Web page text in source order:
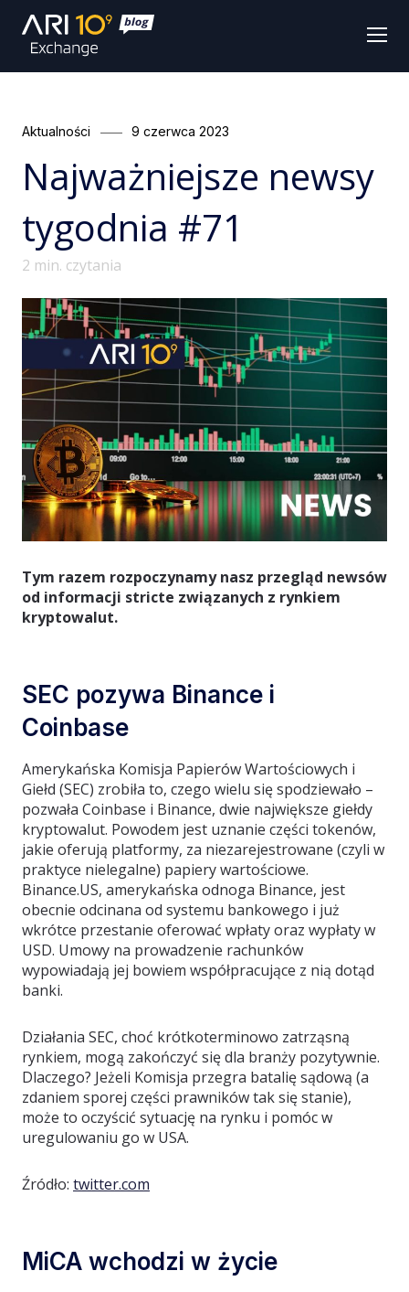
Categories
Aktualności
Posted
9 czerwca 2023
Najważniejsze newsy
tygodnia #71
2 min. czytania
Tym razem rozpoczynamy nasz przegląd newsów
od informacji stricte związanych z rynkiem
kryptowalut.
SEC pozywa Binance i
Coinbase
Amerykańska Komisja Papierów Wartościowych i
Giełd (SEC) zrobiła to, czego wielu się spodziewało –
pozwała Coinbase i Binance, dwie największe giełdy
kryptowalut. Powodem jest uznanie części tokenów,
jakie oferują platformy, za niezarejestrowane (czyli w
praktyce nielegalne) papiery wartościowe.
Binance.US, amerykańska odnoga Binance, jest
obecnie odcinana od systemu bankowego i już
wkrótce przestanie oferować wpłaty oraz wypłaty w
USD. Umowy na prowadzenie rachunków
wypowiadają jej bowiem współpracujące z nią dotąd
banki.
Działania SEC, choć krótkoterminowo zatrząsną
rynkiem, mogą zakończyć się dla branży pozytywnie.
Dlaczego? Jeżeli Komisja przegra batalię sądową (a
zdaniem sporej części prawników tak się stanie),
może to oczyścić sytuację na rynku i pomóc w
uregulowaniu go w USA.
Źródło: twitter.com
MiCA wchodzi w życie